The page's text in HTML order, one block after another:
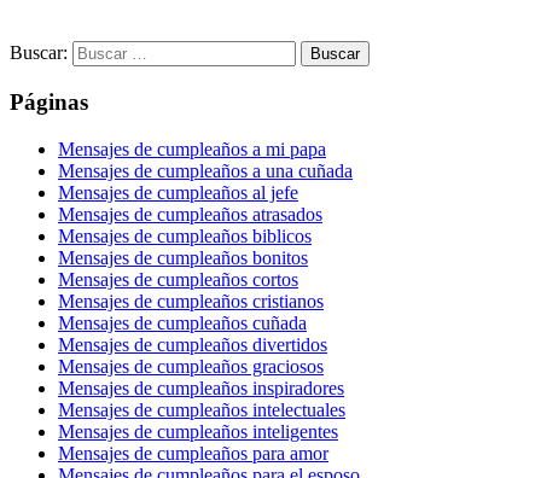
Buscar:
Páginas
Mensajes de cumpleaños a mi papa
Mensajes de cumpleaños a una cuñada
Mensajes de cumpleaños al jefe
Mensajes de cumpleaños atrasados
Mensajes de cumpleaños biblicos
Mensajes de cumpleaños bonitos
Mensajes de cumpleaños cortos
Mensajes de cumpleaños cristianos
Mensajes de cumpleaños cuñada
Mensajes de cumpleaños divertidos
Mensajes de cumpleaños graciosos
Mensajes de cumpleaños inspiradores
Mensajes de cumpleaños intelectuales
Mensajes de cumpleaños inteligentes
Mensajes de cumpleaños para amor